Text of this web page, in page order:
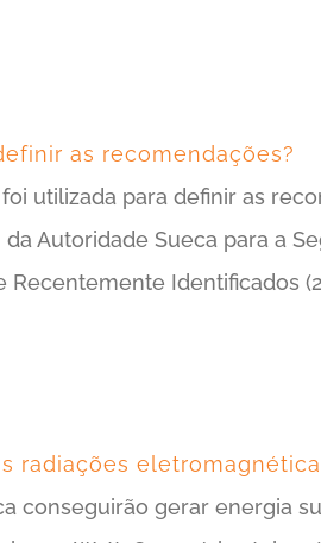
as recomendações?
utilizada para definir as
Autoridade Sueca para a
Identificados
radiações
conseguirão gerar energia